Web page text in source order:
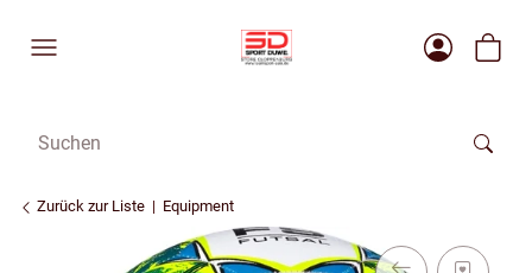
Zurück zur Liste Equipment